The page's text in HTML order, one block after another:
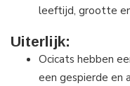
leeftijd, grootte
Uiterlijk:
Ocicats hebben
een gespierde en